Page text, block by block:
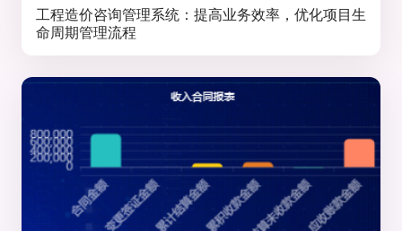
工程造价咨询管理系统：提高业务效率，优化项目生
命周期管理流程